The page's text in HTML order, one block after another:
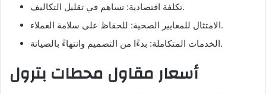
تكلفة اقتصادية: تساهم في تقليل التكاليف.
الامتثال للمعايير الصحية: للحفاظ على سلامة العملاء.
الخدمات المتكاملة: بدءًا من التصميم وانتهاءً بالصيانة.
أسعار مقاول محطات بترول